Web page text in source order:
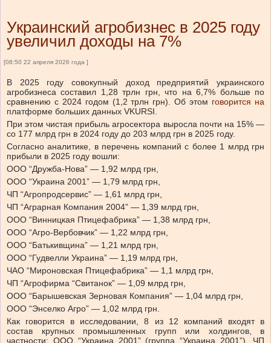
Украинский агробизнес в 2025 году
увеличил доходы на 7%
[08:50 22 апреля 2026 года ]
В 2025 году совокупный доход предприятий украинского
агробизнеса составил 1,28 трлн грн, что на 6,7% больше по
сравнению с 2024 годом (1,2 трлн грн). Об этом говорится на
платформе больших данных VKURSI.
При этом чистая прибыль агросектора выросла почти на 15% —
со 177 млрд грн в 2024 году до 203 млрд грн в 2025 году.
Согласно аналитике, в перечень компаний с более 1 млрд грн
прибыли в 2025 году вошли:
ООО “Дружба-Нова” — 1,92 млрд грн,
ООО “Украина 2001” — 1,79 млрд грн,
ЧП “Агропродсервис” — 1,61 млрд грн,
ЧП “Аграрная Компания 2004” — 1,39 млрд грн,
ООО “Винницкая Птицефабрика” — 1,38 млрд грн,
ООО “Агро-Вербовчик” — 1,22 млрд грн,
ООО “Батькивщина” — 1,21 млрд грн,
ООО “Гудвелли Украина” — 1,19 млрд грн,
ЧАО “Мироновская Птицефабрика” — 1,1 млрд грн,
ЧП “Агрофирма “Свитанок” — 1,09 млрд грн,
ООО “Барышевская Зерновая Компания” — 1,04 млрд грн,
ООО “Энселко Агро” — 1,02 млрд грн.
Как говорится в исследовании, 8 из 12 компаний входят в
состав крупных промышленных групп или холдингов, в
частности: ООО “Украина 2001” (группа “Украина 2001”), ЧП